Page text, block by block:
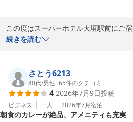
宿泊の際には大垣駅北口のショッピン
まれたご様子が伺え、旅のご予定に便
ようで幸いです。
ごしいただけるサービスもぜひご利用
重ねてご投稿に感謝申し上げます。
陽射しがますます強くなる時期、岐阜
おります。
お体にお気をつけて、緩和曲線様にま
この度はスーパーホテル大垣駅前にご
うございます。
朝食ビュッフェについて「一つ一つの
葉を頂戴し、大変光栄でございます。
当ホテルの健康朝食バイキングは、オ
嬉しいメニューをバランス良く取り揃え
内容にご満足いただけたようで安心いた
続きを読む
さとう6213
40代/男性 |65件のクチコミ
4 2026年7月9日投稿
ビジネス 一人 2026年7月宿泊
朝食のカレーが絶品、アメニティも充実